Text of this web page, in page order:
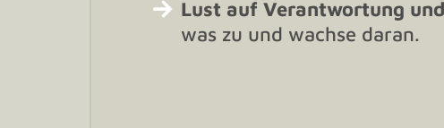
Lust auf Verantwortung
was zu und wachse daran.